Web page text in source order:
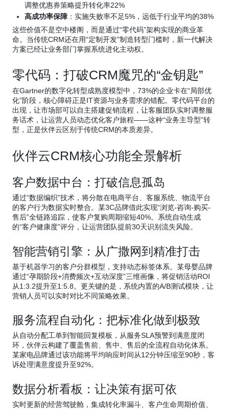
调整优惠券策略提升转化率22%
高成功率保障 ：实施失败率不足5%，远低于行业平均的38%
这些价值不是空中楼阁，而是通过“零代码”架构实现的商业革
命。当传统CRM还在用“定制开发”制造转型门槛时，新一代解决
方案已经让业务部门掌握系统进化主动权。
零代码：打破CRM魔咒的“金钥匙”
在Gartner的数字化转型成熟度模型中，73%的企业卡在“局部优
化”阶段，核心障碍正是IT资源与业务需求的错配。零代码平台的
出现，让市场部可以自主搭建促销流程，让客服团队实时调整服
务话术，让运营人员动态优化客户旅程——这种“业务主导型”转
型，正是伙伴云区别于传统CRM的本质差异。
伙伴云CRM核心功能全景解析
客户数据中台：打破信息孤岛
通过“数据编织”技术，将分散在电商平台、客服系统、物流平台
的客户行为数据实时整合。某3C品牌借此实现“浏览-咨询-购买-
售后”全链路追踪，使客户复购周期缩短40%。系统自动生成
的“客户健康度”评分，让运营团队提前30天识别流失风险。
智能营销引擎：从广撒网到精准打击
基于机器学习的客户分群模型，支持动态标签体系。某母婴品牌
通过“孕期阶段+消费频次+互动深度”三维画像，将促销活动ROI
从1:3.2提升至1:5.8。更关键的是，系统内置的A/B测试模块，让
营销人员可以实时对比不同策略效果。
服务流程自动化：把标准化做到极致
从自动分配工单到智能回复模板，从服务SLA预警到满意度闭
环，伙伴云构建了覆盖售前、售中、售后的全流程自动化体系。
某家电品牌通过该功能将平均响应时间从12分钟压缩至90秒，客
诉处理满意度提升至92%。
数据分析看板：让决策有据可依
实时更新的经营驾驶舱，集成转化率漏斗、客户生命周期价值、